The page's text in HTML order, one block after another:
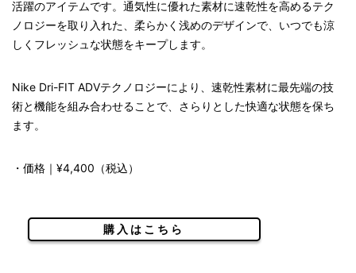
活躍のアイテムです。通気性に優れた素材に速乾性を高めるテク
ノロジーを取り入れた、柔らかく浅めのデザインで、いつでも涼
しくフレッシュな状態をキープします。
Nike Dri-FIT ADVテクノロジーにより、速乾性素材に最先端の技
術と機能を組み合わせることで、さらりとした快適な状態を保ち
ます。
・価格｜¥4,400（税込）
購入はこちら